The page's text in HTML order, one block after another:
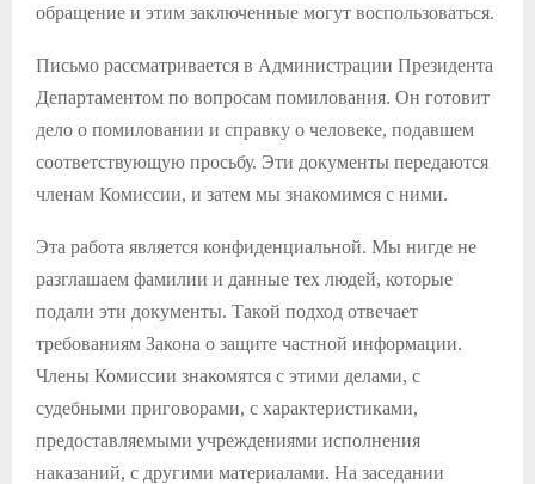
обращение и этим заключенные могут воспользоваться.
Письмо рассматривается в Администрации Президента
Департаментом по вопросам помилования. Он готовит
дело о помиловании и справку о человеке, подавшем
соответствующую просьбу. Эти документы передаются
членам Комиссии, и затем мы знакомимся с ними.
Эта работа является конфиденциальной. Мы нигде не
разглашаем фамилии и данные тех людей, которые
подали эти документы. Такой подход отвечает
требованиям Закона о защите частной информации.
Члены Комиссии знакомятся с этими делами, с
судебными приговорами, с характеристиками,
предоставляемыми учреждениями исполнения
наказаний, с другими материалами. На заседании